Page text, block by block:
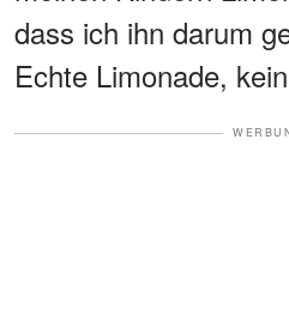
dass ich ihn darum
Echte Limonade,